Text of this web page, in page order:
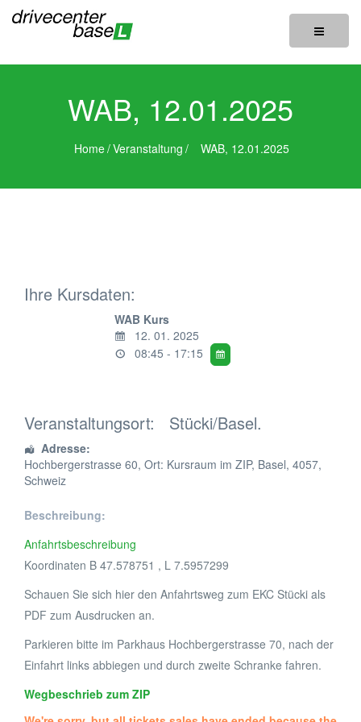
Toggle
WAB, 12.01.2025
Home/Veranstaltung / WAB, 12.01.2025
Ihre Kursdaten:
WAB Kurs
12. 01. 2025
08:45 - 17:15
Veranstaltungsort: Stücki/Basel.
Adresse:
Hochbergerstrasse 60, Ort: Kursraum im ZIP, Basel, 4057,
Schweiz
Beschreibung:
Anfahrtsbeschreibung
Koordinaten B 47.578751 , L 7.5957299
Schauen Sie sich hier den Anfahrtsweg zum EKC Stücki als
PDF zum Ausdrucken an.
Parkieren bitte im Parkhaus Hochbergerstrasse 70, nach der
Einfahrt links abbiegen und durch zweite Schranke fahren.
Wegbeschrieb zum ZIP